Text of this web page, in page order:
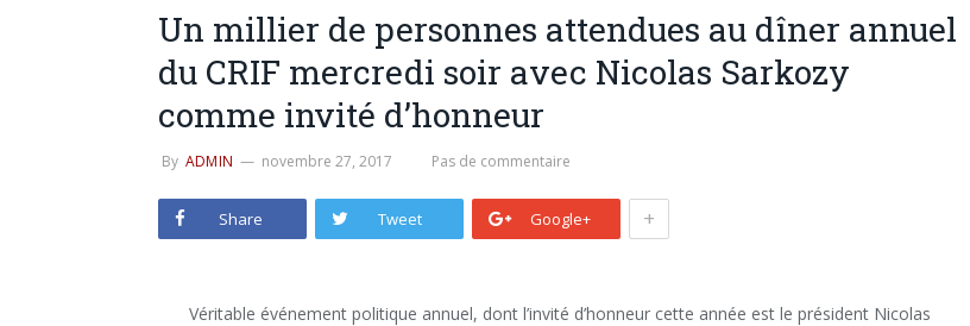
Un millier de personnes attendues au dîner annuel
du CRIF mercredi soir avec Nicolas Sarkozy
comme invité d’honneur
By ADMIN novembre 27, 2017 Pas de commentaire
Share Tweet Google+ +
Véritable événement politique annuel, dont l’invité d’honneur cette année est le président Nicolas